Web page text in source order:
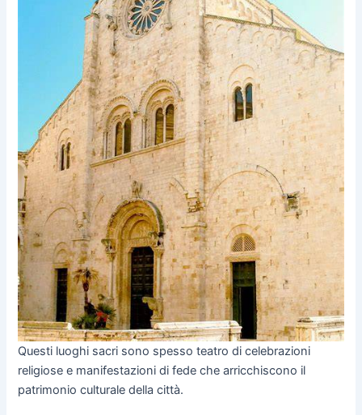
Questi luoghi sacri sono spesso teatro di celebrazioni
religiose e manifestazioni di fede che arricchiscono il
patrimonio culturale della città.